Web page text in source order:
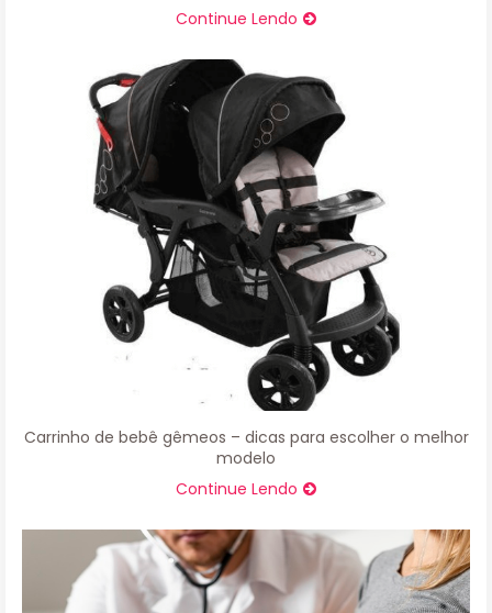
Continue Lendo
Carrinho de bebê gêmeos – dicas para escolher o melhor
modelo
Continue Lendo